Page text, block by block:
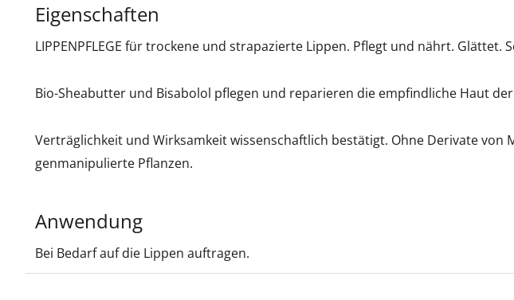
Eigenschaften
LIPPENPFLEGE für trockene und strapazierte Lippen. Pflegt und nährt. Glättet.
Bio-Sheabutter und Bisabolol pflegen und reparieren die empfindliche Haut
Verträglichkeit und Wirksamkeit wissenschaftlich bestätigt. Ohne Derivate
genmanipulierte Pflanzen.
Anwendung
Bei Bedarf auf die Lippen auftragen.